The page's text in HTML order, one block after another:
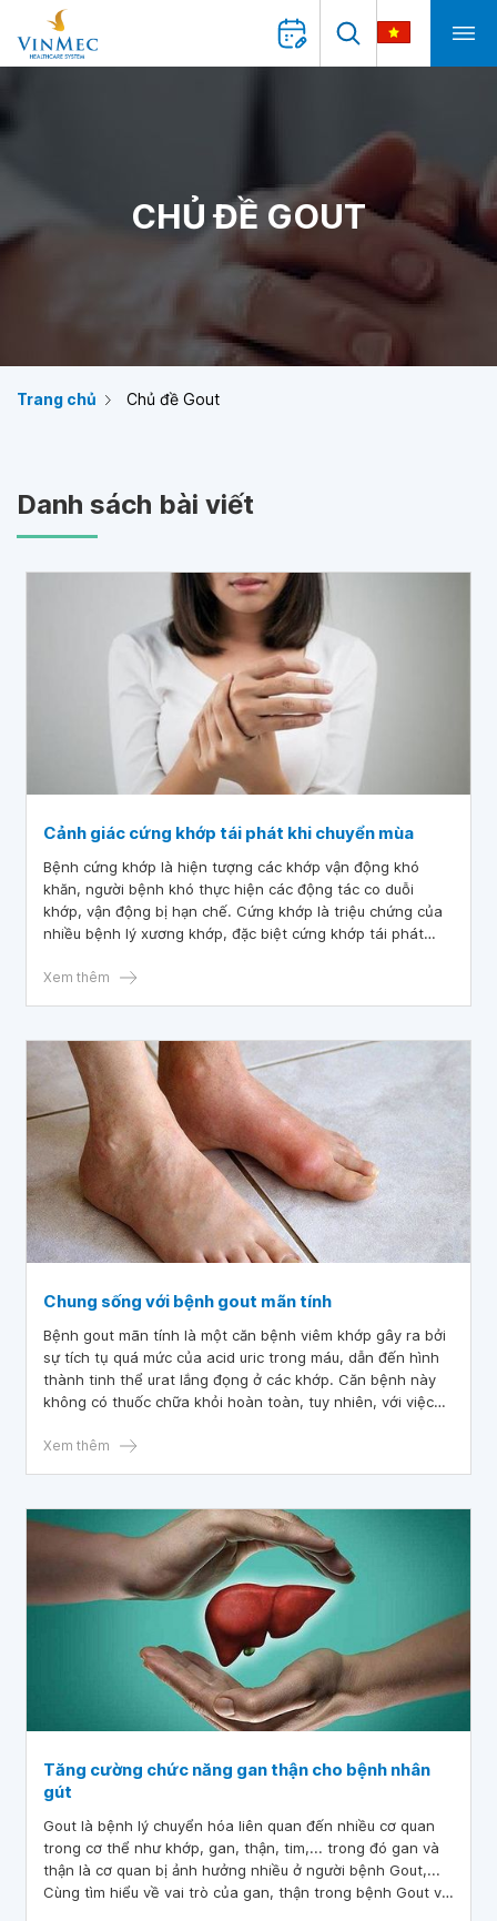
CHỦ ĐỀ GOUT
Trang chủ Chủ đề Gout
Danh sách bài viết
Cảnh giác cứng khớp tái phát khi chuyển mùa
Bệnh cứng khớp là hiện tượng các khớp vận động khó
khăn, người bệnh khó thực hiện các động tác co duỗi
khớp, vận động bị hạn chế. Cứng khớp là triệu chứng của
nhiều bệnh lý xương khớp, đặc biệt cứng khớp tái phát
Xem thêm
Chung sống với bệnh gout mãn tính
Bệnh gout mãn tính là một căn bệnh viêm khớp gây ra bởi
sự tích tụ quá mức của acid uric trong máu, dẫn đến hình
thành tinh thể urat lắng đọng ở các khớp. Căn bệnh này
không có thuốc chữa khỏi hoàn toàn, tuy nhiên, với việc
được các triệu chứng, ngăn ngừa các biến chứng xảy ra.
Xem thêm
Tăng cường chức năng gan thận cho bệnh nhân
gút
Gout là bệnh lý chuyển hóa liên quan đến nhiều cơ quan
trong cơ thể như khớp, gan, thận, tim,... trong đó gan và
thận là cơ quan bị ảnh hưởng nhiều ở người bệnh Gout,...
Cùng tìm hiểu về vai trò của gan, thận trong bệnh Gout và